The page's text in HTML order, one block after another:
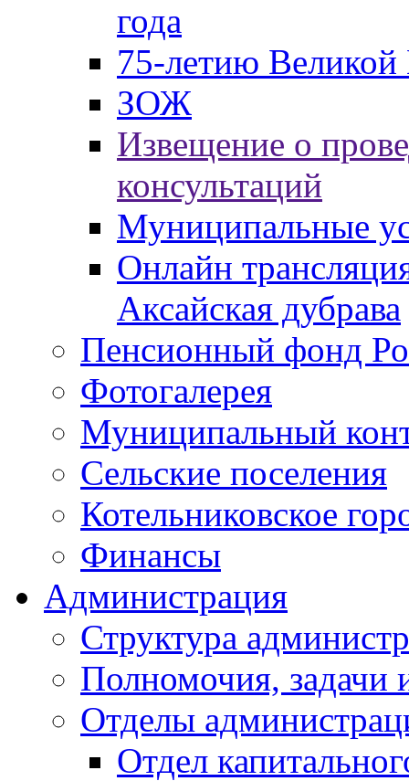
года
75-летию
ЗОЖ
Извещение о
консультаций
Муниципальные
Онлайн
Аксайская дубрава
Пенсионный фонд
Фотогалерея
Муниципальный
Сельские поселения
Котельниковское
Финансы
Администрация
Структура
Полномочия, задачи
Отделы
Отдел